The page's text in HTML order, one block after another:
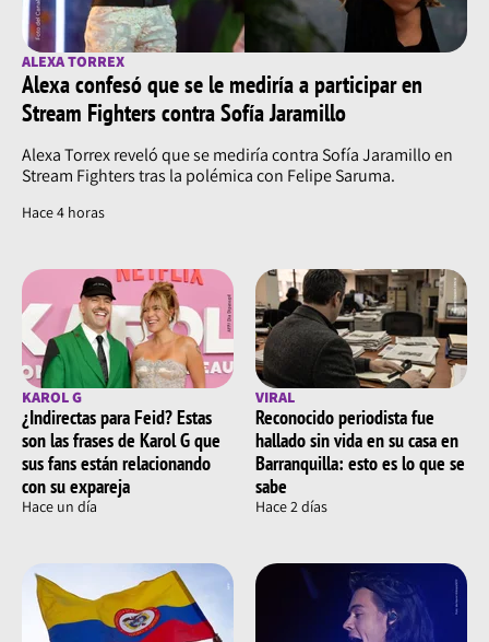
ALEXA TORREX
Alexa confesó que se le mediría a participar en
Stream Fighters contra Sofía Jaramillo
Alexa Torrex reveló que se mediría contra Sofía Jaramillo en
Stream Fighters tras la polémica con Felipe Saruma.
Hace 4 horas
KAROL G
¿Indirectas para Feid? Estas
son las frases de Karol G que
sus fans están relacionando
con su expareja
Hace un día
VIRAL
Reconocido periodista fue
hallado sin vida en su casa en
Barranquilla: esto es lo que se
sabe
Hace 2 días